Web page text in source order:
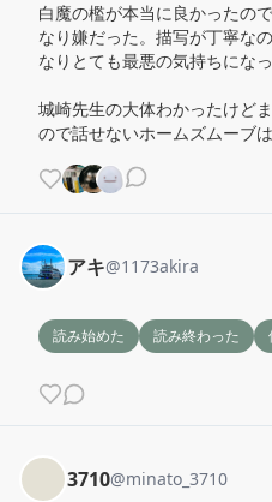
白魔の檻が本当に良かったの
なり嫌だった。描写が丁寧な
なりとても最悪の気持ちになっ
城崎先生の大体わかったけど
ので話せないホームズムーブ
アキ@1173akira
読み始めた 読み終わった
3710@minato_3710